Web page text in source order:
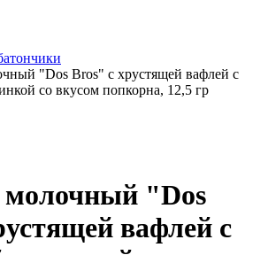
"Dos Bros" с хрустящей вафлей с
со вкусом попкорна, 12,5 гр
"Dos
вафлей с